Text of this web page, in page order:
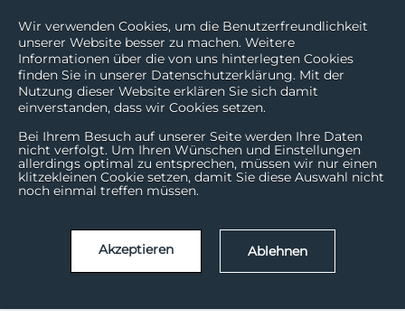
Wir verwenden Cookies, um die Benutzerfreundlichkeit
unserer Website besser zu machen. Weitere
Informationen über die von uns hinterlegten Cookies
finden Sie in unserer Datenschutzerklärung. Mit der
Nutzung dieser Website erklären Sie sich damit
einverstanden, dass wir Cookies setzen.
Bei Ihrem Besuch auf unserer Seite werden Ihre Daten
nicht verfolgt. Um Ihren Wünschen und Einstellungen
allerdings optimal zu entsprechen, müssen wir nur einen
klitzekleinen Cookie setzen, damit Sie diese Auswahl nicht
noch einmal treffen müssen.
Akzeptieren Ablehnen
Wie können wir helfen?
Es gibt keine Vorschläge, da das Suchfeld leer ist.